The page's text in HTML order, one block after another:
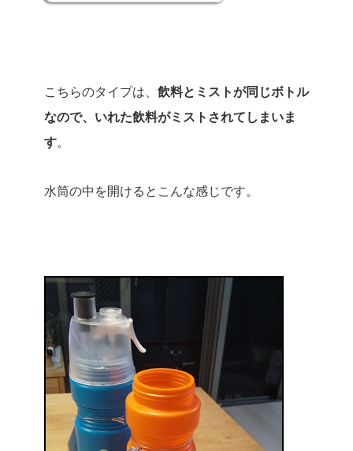
こちらのタイプは、 飲料とミストが同じボトル
なので、いれた飲料がミストされてしまいま
す。
水筒の中を開けるとこんな感じです。